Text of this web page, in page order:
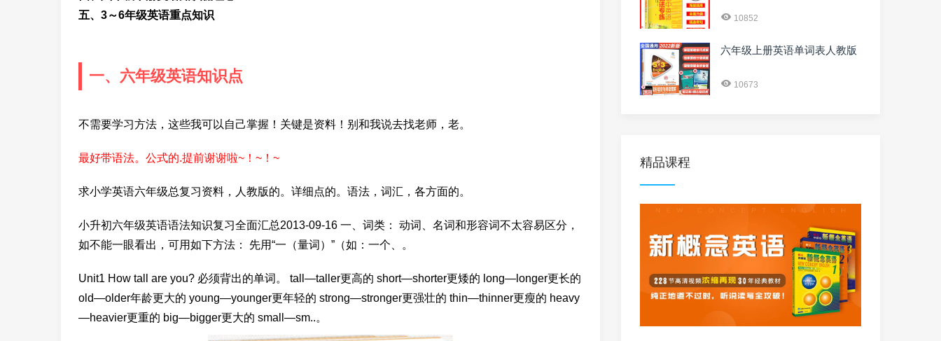
五、3～6年级英语重点知识
一、六年级英语知识点
不需要学习方法，这些我可以自己掌握！关键是资料！别和我说去找老师，老。
最好带语法。公式的.提前谢谢啦~！~！~
求小学英语六年级总复习资料，人教版的。详细点的。语法，词汇，各方面的。
小升初六年级英语语法知识复习全面汇总2013-09-16 一、词类： 动词、名词和形容词不太容易区分，
如不能一眼看出，可用如下方法： 先用“一（量词）”（如：一个、。
Unit1 How tall are you? 必须背出的单词。 tall—taller更高的 short—shorter更矮的 long—longer更长的
old—older年龄更大的 young—younger更年轻的 strong—stronger更强壮的 thin—thinner更瘦的 heavy
—heavier更重的 big—bigger更大的 small—sm..。
10852
六年级上册英语单词表人教版
10673
精品课程